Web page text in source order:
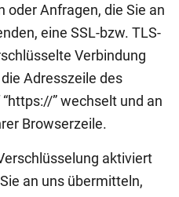
oder Anfragen, die Sie an
eine SSL-bzw. TLS-
Verbindung
Adresszeile des
” wechselt und an
Browserzeile.
aktiviert
an uns übermitteln,